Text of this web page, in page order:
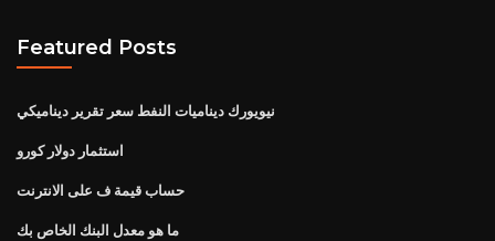
Featured Posts
نيويورك ديناميات النفط سعر تقرير ديناميكي
استثمار دولار كورو
حساب قيمة ف على الانترنت
ما هو معدل البنك الخاص بك